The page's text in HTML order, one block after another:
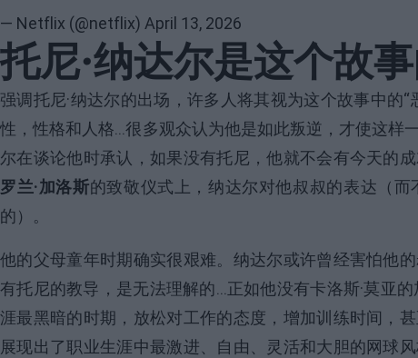
— Netflix (@netflix) April 13, 2026
托尼·纳达尔是这个故
强调托尼·纳达尔的出场，许多人将其视为这个故事中的
性，性格和人格…很多观众认为他是如此叛逆，才使这样
尔在谈论他时承认，如果没有托尼，他就不会有今天的
罗兰·加洛斯的致敬仪式上，纳达尔对他叔叔的表达（
的）。
他的父母童年时期确实很艰难。纳达尔或许曾经害怕他
有托尼的教导，是无法理解的…正如他没有卡洛斯·莫亚
涯最黑暗的时期，放松对工作的态度，增加训练时间，
展现出了职业生涯中最激进、自由、灵活和大胆的网球